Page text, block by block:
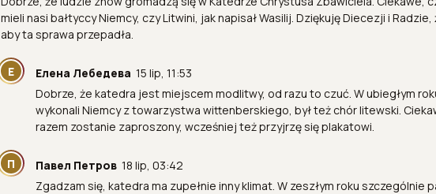
mieli nasi bałtyccy Niemcy, czy Litwini, jak napisał Wasilij. Dziękuję Diecezji i Radzie,
aby ta sprawa przepadła.
Е Елена Лебедева 15 lip, 11:53
Dobrze, że katedra jest miejscem modlitwy, od razu to czuć. W ubiegłym
wykonali Niemcy z towarzystwa wittenberskiego, był też chór litewski.
razem zostanie zaproszony, wcześniej też przyjrzę się plakatowi.
П Павел Петров 18 lip, 03:42
Zgadzam się, katedra ma zupełnie inny klimat. W zeszłym roku szczególnie